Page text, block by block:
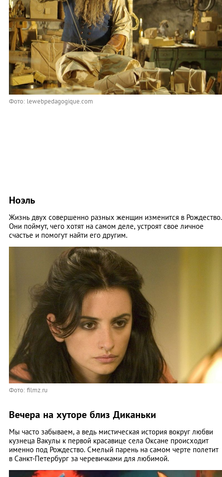
Фото: lewebpedagogique.com
Ноэль
Жизнь двух совершенно разных женщин изменится в Рождество.
Они поймут, чего хотят на самом деле, устроят свое личное
счастье и помогут найти его другим.
Фото: filmz.ru
Вечера на хуторе близ Диканьки
Мы часто забываем, а ведь мистическая история вокруг любви
кузнеца Вакулы к первой красавице села Оксане происходит
именно под Рождество. Смелый парень на самом черте полетит
в Санкт-Петербург за черевичками для любимой.